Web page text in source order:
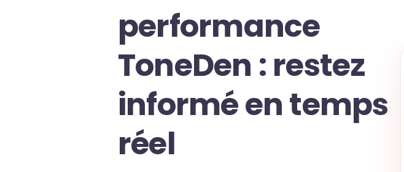
performance
ToneDen : restez
informé en temps
réel